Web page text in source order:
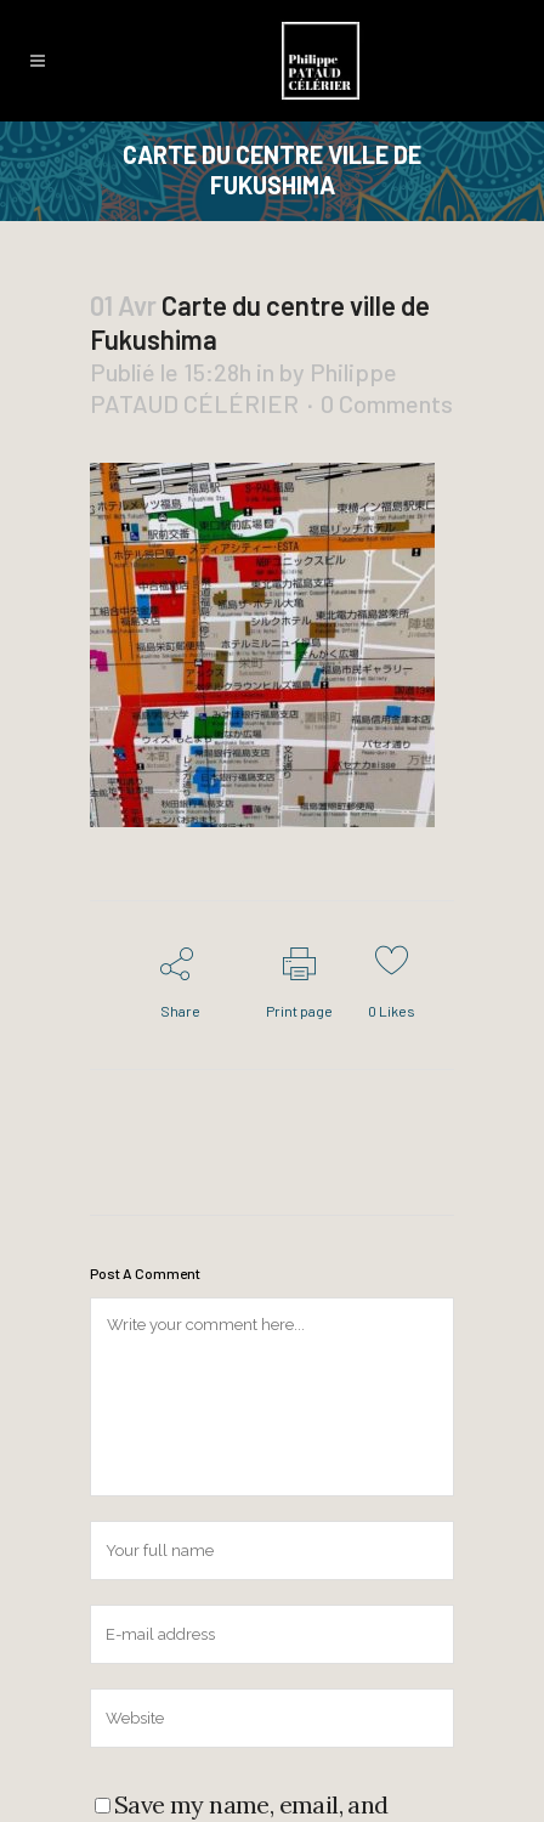
CARTE DU CENTRE VILLE DE
FUKUSHIMA
01 Avr Carte du centre ville de
Fukushima
Publié le 15:28h in by Philippe
PATAUD CÉLÉRIER
0 Comments
Share Print page 0 Likes
Post A Comment
Save my name, email, and